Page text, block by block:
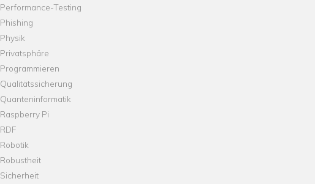
Performance-Testing
Phishing
Physik
Privatsphäre
Programmieren
Qualitätssicherung
Quanteninformatik
Raspberry Pi
RDF
Robotik
Robustheit
Sicherheit